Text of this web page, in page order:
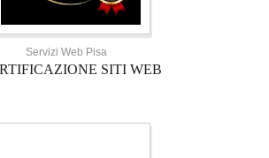
Servizi Web Pisa
SITI WEB